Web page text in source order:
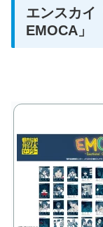
エンスカイ
EMOCA」